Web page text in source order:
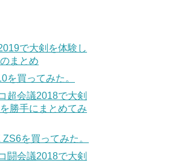
で大剣を体験し
まとめ
を買ってみた。
超会議2018で大剣
勝手にまとめてみ
を買ってみた。
闘会議2018で大剣